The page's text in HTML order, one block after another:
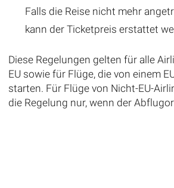
Falls die Reise nicht mehr
kann der Ticketpreis erstattet
Diese Regelungen gelten für alle
EU sowie für Flüge, die von einem
starten. Für Flüge von Nicht-EU-
die Regelung nur, wenn der